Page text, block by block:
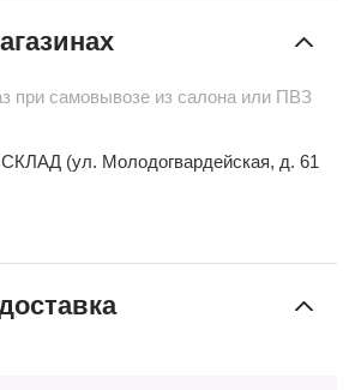
при самовывозе из салона или ПВЗ
(ул. Молодогвардейская, д. 61